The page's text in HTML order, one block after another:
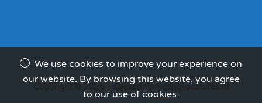
Copyright © 2026 - salesenmarketingvacatures.nl
We use cookies to improve your experience on
our website. By browsing this website, you agree
to our use of cookies.